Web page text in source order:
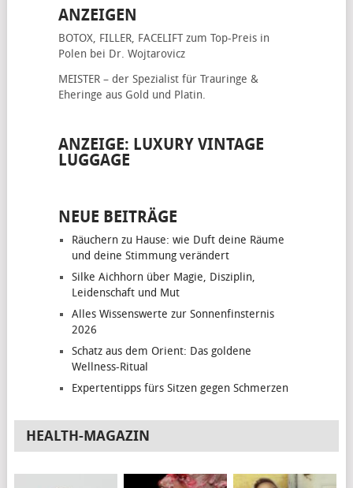
ANZEIGEN
BOTOX, FILLER, FACELIFTzum Top-Preis in
Polen bei Dr. Wojtarovicz
MEISTER – der Spezialist für Trauringe &
Eheringe aus Gold und Platin.
ANZEIGE: LUXURY VINTAGE
LUGGAGE
NEUE BEITRÄGE
Räuchern zu Hause: wie Duft deine Räume
und deine Stimmung verändert
Silke Aichhorn über Magie, Disziplin,
Leidenschaft und Mut
Alles Wissenswerte zur Sonnenfinsternis
2026
Schatz aus dem Orient: Das goldene
Wellness-Ritual
Expertentipps fürs Sitzen gegen Schmerzen
HEALTH-MAGAZIN